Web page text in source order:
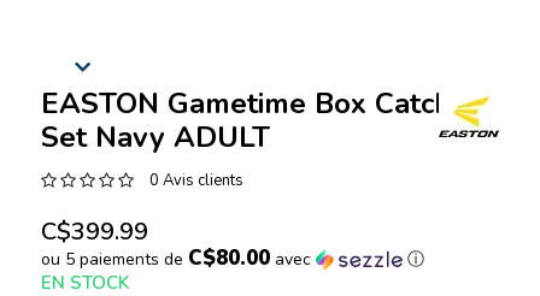
EASTON Gametime Box Catcher
Set Navy ADULT
0 Avis clients
C$399.99
ou 5 paiements de C$80.00avec ⓘ
EN STOCK